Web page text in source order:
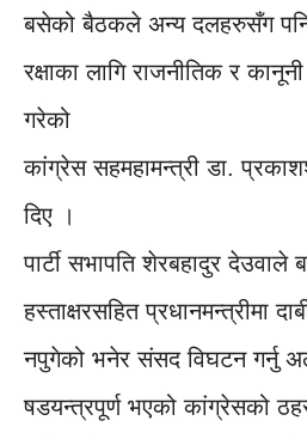
बसेको बैठकले अन्य दलहरुसँग पनि
रक्षाका लागि राजनीतिक र
गरेको
कांग्रेस सहमहामन्त्री डा.
दिए ।
पार्टी सभापति शेरबहादुर
हस्ताक्षरसहित प्रधानमन्त्रीमा
नपुगेको भनेर संसद विघटन गर्नु
षडयन्त्रपूर्ण भएको कांग्रेसको